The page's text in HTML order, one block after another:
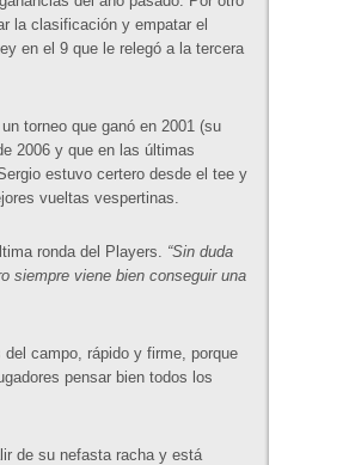
la clasificación y empatar el
en el 9 que le relegó a la tercera
torneo que ganó en 2001 (su
2006 y que en las últimas
estuvo certero desde el tee y
vueltas vespertinas.
ronda del Players. “Sin duda
siempre viene bien conseguir una
campo, rápido y firme, porque
pensar bien todos los
de su nefasta racha y está